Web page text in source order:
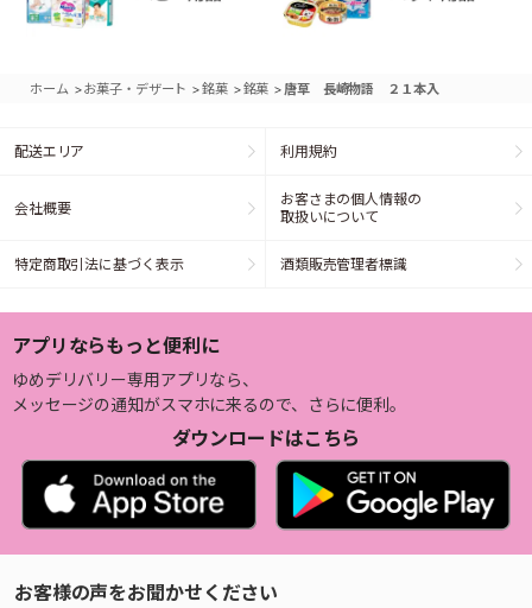
ホーム >お菓子・デザート >銘菓 >銘菓 > 唐草 長崎物語 ２１本入
配送エリア 利用規約
会社概要
お客さまの個人情報の
取扱いについて
特定商取引法に基づく表示 酒類販売管理者標識
アプリならもっと便利に
ゆめデリバリー専用アプリなら、
メッセージの通知がスマホに来るので、さらに便利。
ダウンロードはこちら
お客様の声をお聞かせください